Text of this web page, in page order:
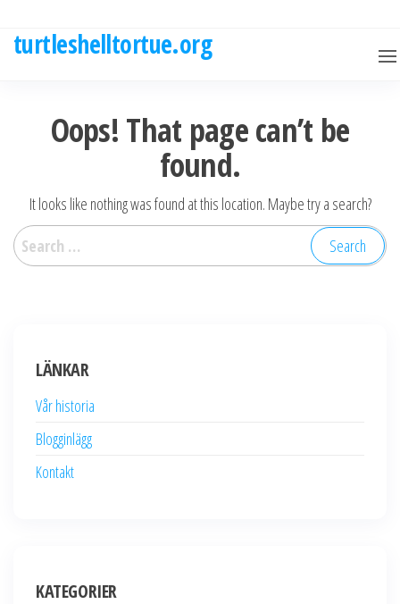
turtleshelltortue.org
Oops! That page can’t be
found.
It looks like nothing was found at this location. Maybe try a search?
for:
LÄNKAR
Vår historia
Blogginlägg
Kontakt
KATEGORIER